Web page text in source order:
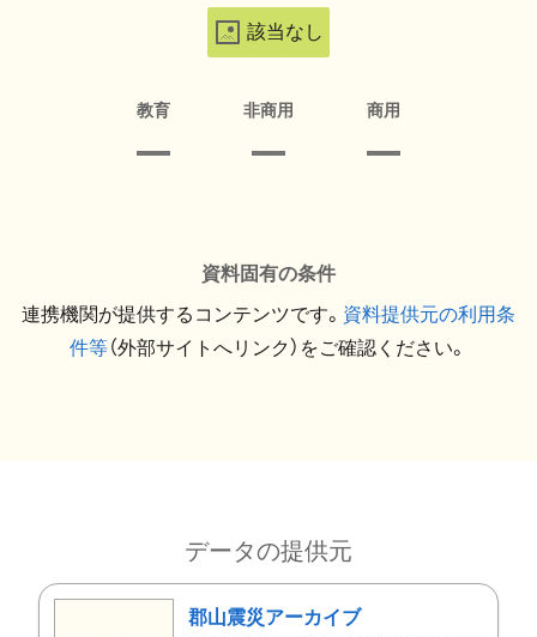
該当なし
教育 非商用 商用
資料固有の条件
連携機関が提供するコンテンツです。 資料提供元の利用条
件等（外部サイトへリンク）をご確認ください。
データの提供元
郡山震災アーカイブ